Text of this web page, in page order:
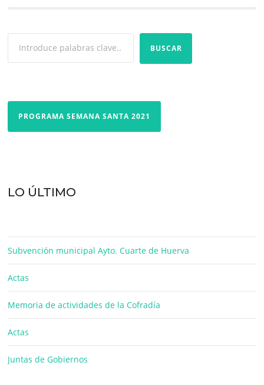
BUSCAR
PROGRAMA SEMANA SANTA 2021
LO ÚLTIMO
Subvención municipal Ayto. Cuarte de Huerva
Actas
Memoria de actividades de la Cofradía
Actas
Juntas de Gobiernos